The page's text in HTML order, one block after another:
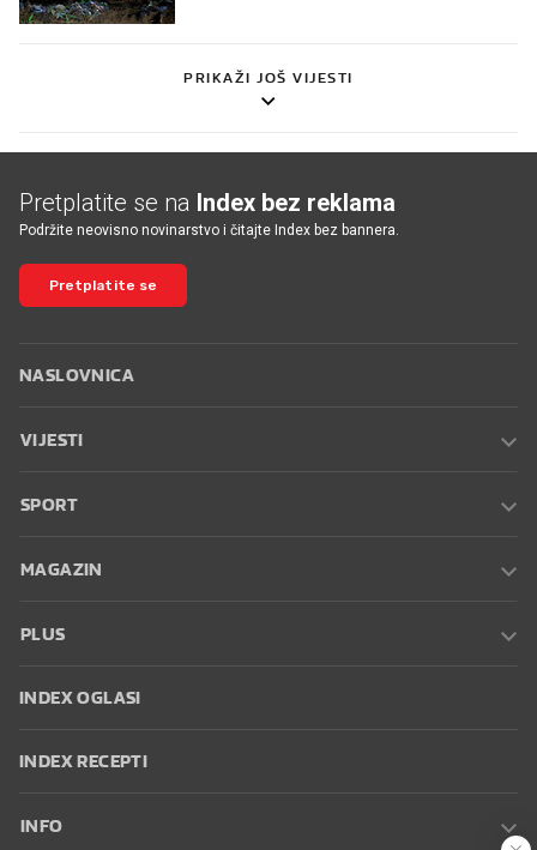
PRIKAŽI JOŠ VIJESTI
Pretplatite se na Index bez reklama
Podržite neovisno novinarstvo i čitajte Index bez bannera.
Pretplatite se
NASLOVNICA
VIJESTI
SPORT
MAGAZIN
PLUS
INDEX OGLASI
INDEX RECEPTI
INFO